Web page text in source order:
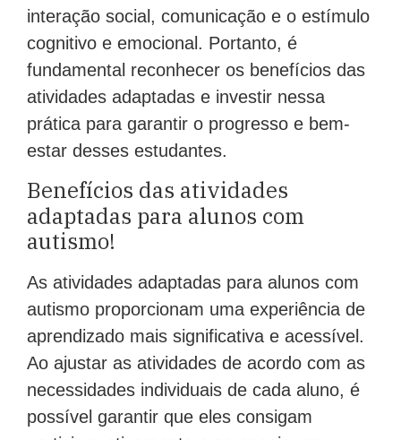
interação social, comunicação e o estímulo
cognitivo e emocional. Portanto, é
fundamental reconhecer os benefícios das
atividades adaptadas e investir nessa
prática para garantir o progresso e bem-
estar desses estudantes.
Benefícios das atividades
adaptadas para alunos com
autismo!
As atividades adaptadas para alunos com
autismo proporcionam uma experiência de
aprendizado mais significativa e acessível.
Ao ajustar as atividades de acordo com as
necessidades individuais de cada aluno, é
possível garantir que eles consigam